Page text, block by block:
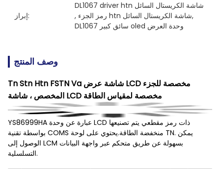
إبراز:
DL1067 driver htn شاشة الكريستال السائل
,
رمز الجزء htn شاشة الكريستال السائل,
DL1067 سائق كبير oled وحدة العرض
وصف المنتج
Tn Stn Htn FSTN Va شاشة عرض LCD مخصصة للجزء
المخصص ، شاشة LCD مخصصة لمقياس الطاقة
YS86999HA عبارة عن وحدة LCD ذات رمز مقطعي يتم تصنيعها
بواسطة تقنية COMS منخفضة الطاقة.يحتوي على لوحة TN. يمكن
الوصول إلى LCM بسهولة عن طريق متحكم عبر واجهة البيانات
التسلسلية.